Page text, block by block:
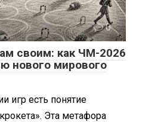
0
своим: как ЧМ-2026
нового мирового
игр есть понятие
Эта метафора